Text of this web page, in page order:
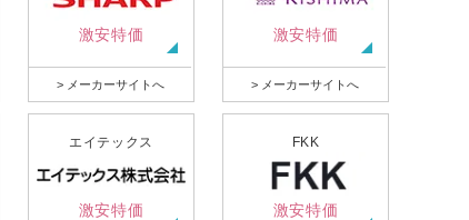
激安特価
> メーカーサイトへ
激安特価
> メーカーサイトへ
エイテックス
激安特価
FKK
激安特価